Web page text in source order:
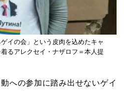
イの会」という皮肉を込めたキャ
るアレクセイ・ナザロフ＝本人提
への参加に踏み出せないゲイ